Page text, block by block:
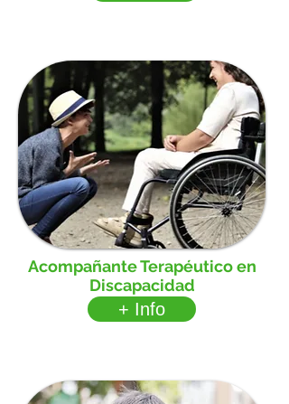
Acompañante Terapéutico en
Discapacidad
+ Info